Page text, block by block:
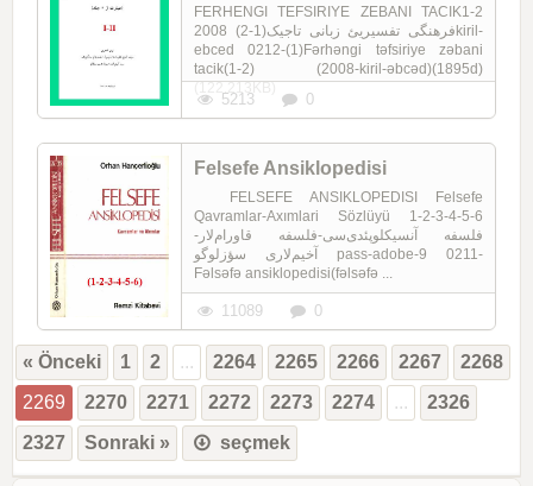
FERHENGI TEFSIRIYE ZEBANI TACIK1-2
فرهنگی تفسیریئ زبانی تاجیک(1-2) 2008kiril-
ebced 0212-(1)Fərhəngi təfsiriye zəbani
tacik(1-2) (2008-kiril-əbcəd)(1895d)
5213 0
Felsefe Ansiklopedisi
FELSEFE ANSIKLOPEDISI Felsefe
Qavramlar-Axımlari Sözlüyü 1-2-3-4-5-6
فلسفه آنسیکلوپئدی‌سی-فلسفه قاورام‌لار-
آخیم‌لاری سؤزلوگو pass-adobe-9 0211-
Fəlsəfə ansiklopedisi(fəlsəfə ...
11089 0
« Önceki 1 2 ... 2264 2265 2266 2267
2268
2269
2270 2271 2272 2273 2274 ...
2326
2327
Sonraki » seçmek